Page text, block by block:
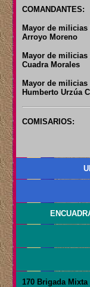
COMANDANTES:
Mayor de milicias
Arroyo Moreno
Mayor de
Cuadra Morales
Mayor de milicias
Humberto Urzúa
COMISARIOS:
170 Brigada Mixta